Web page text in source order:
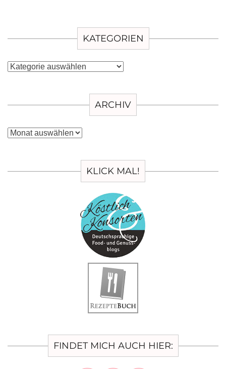
KATEGORIEN
Kategorien
ARCHIV
Archiv
KLICK MAL!
FINDET MICH AUCH HIER: